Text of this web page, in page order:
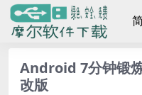
Android 7分钟锻
改版